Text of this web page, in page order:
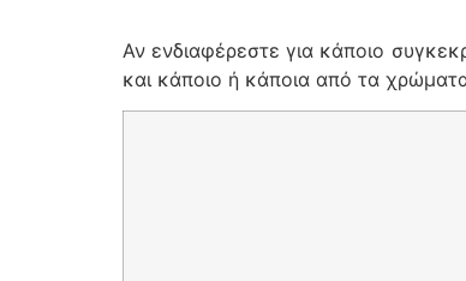
Αν ενδιαφέρεστε για κάποιο
και κάποιο ή κάποια από τα